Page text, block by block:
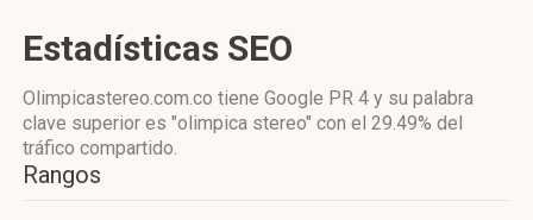
Estadísticas SEO
Olimpicastereo.com.co tiene Google PR 4 y su palabra
clave superior es "olimpica stereo" con el 29.49% del
tráfico compartido.
Rangos